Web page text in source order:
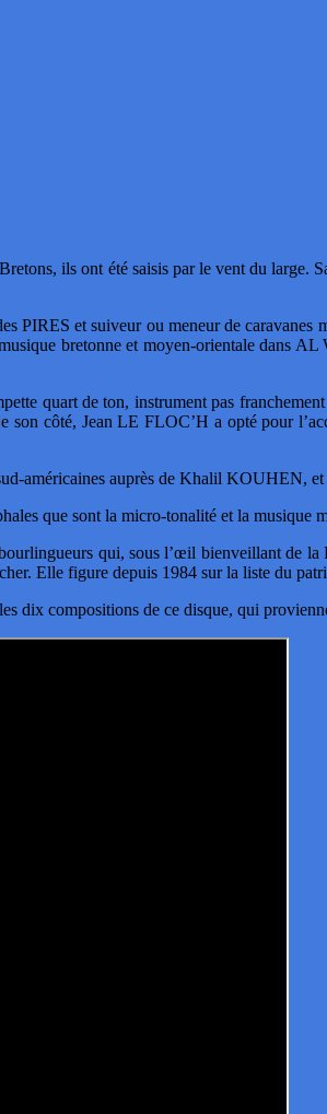
ils ont été saisis par le vent du large.
et suiveur ou meneur de caravanes
bretonne et moyen-orientale dans
quart de ton, instrument pas
côté, Jean LE FLOC’H a opté pour
auprès de Khalil KOUHEN, et
que sont la micro-tonalité et la musique
qui, sous l’œil bienveillant de
Elle figure depuis 1984 sur la liste du
dix compositions de ce disque, qui